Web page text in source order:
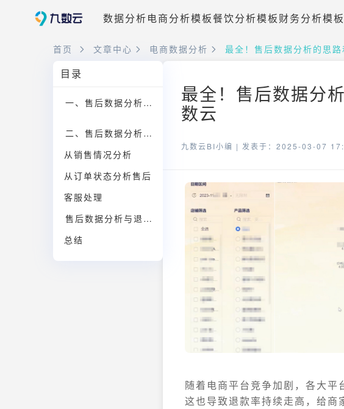
数据分析电商分析模板餐饮分析模板财务分析模板
首页 文章中心 电商数据分析 最全！售后数据分析的思
目录
一、售后数据分析思路
二、售后数据分析方法
从销售情况分析
从订单状态分析售后
客服处理
售后数据分析与退货原因总结
总结
最全！售后数据分
数云
九数云BI小编 | 发表于：2025-03-07
随着电商平台竞争加剧，各大平
这也导致退款率持续走高，给